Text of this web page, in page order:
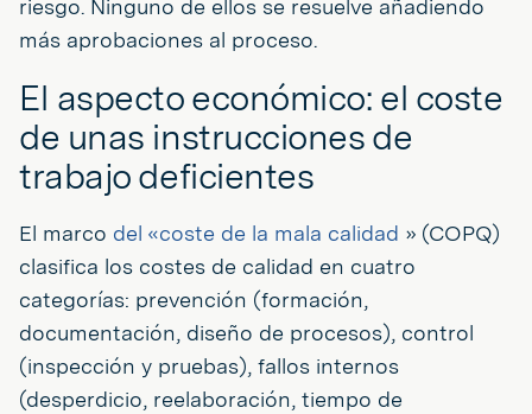
riesgo. Ninguno de ellos se resuelve añadiendo
más aprobaciones al proceso.
El aspecto económico: el coste
de unas instrucciones de
trabajo deficientes
El marco del «coste de la mala calidad » (COPQ)
clasifica los costes de calidad en cuatro
categorías: prevención (formación,
documentación, diseño de procesos), control
(inspección y pruebas), fallos internos
(desperdicio, reelaboración, tiempo de